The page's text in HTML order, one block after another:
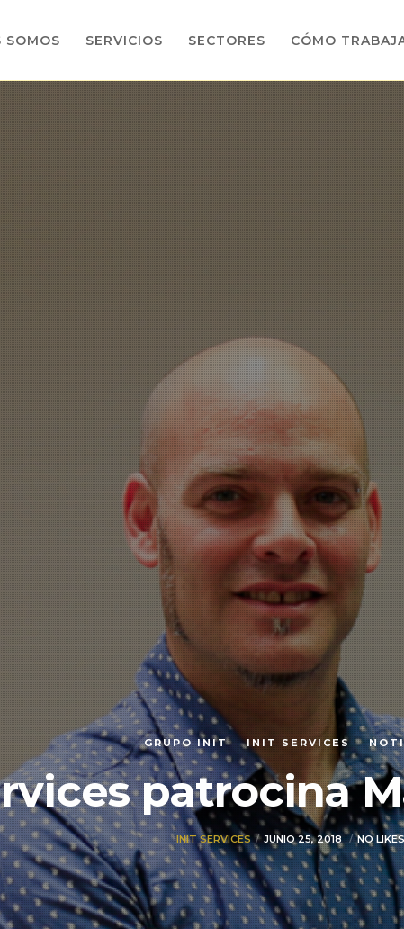
SOMOS SERVICIOS SECTORES CÓMO
GRUPO INIT INIT SERVICES
patrocina
INIT SERVICES JUNIO 25, 2018 NO LIKES